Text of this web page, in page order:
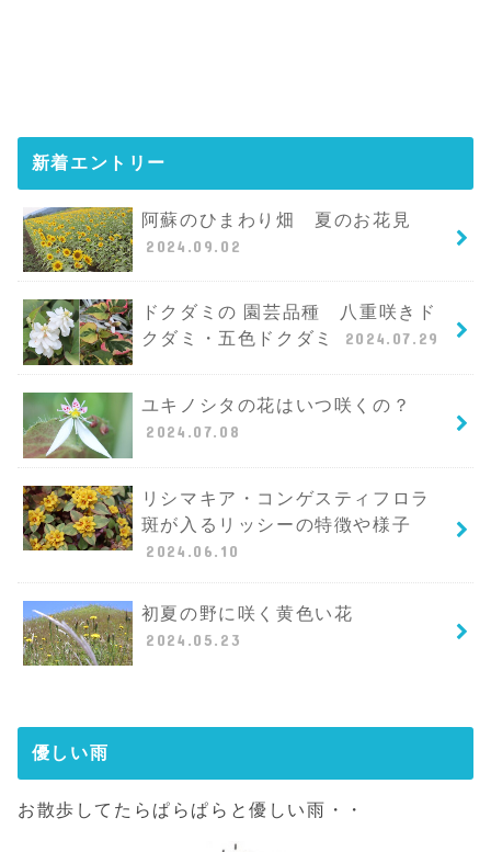
新着エントリー
阿蘇のひまわり畑 夏のお花見
2024.09.02
ドクダミの 園芸品種 八重咲きド
クダミ・五色ドクダミ
2024.07.29
ユキノシタの花はいつ咲くの？
2024.07.08
リシマキア・コンゲスティフロラ
斑が入るリッシーの特徴や様子
2024.06.10
初夏の野に咲く黄色い花
2024.05.23
優しい雨
お散歩してたらぱらぱらと優しい雨・・